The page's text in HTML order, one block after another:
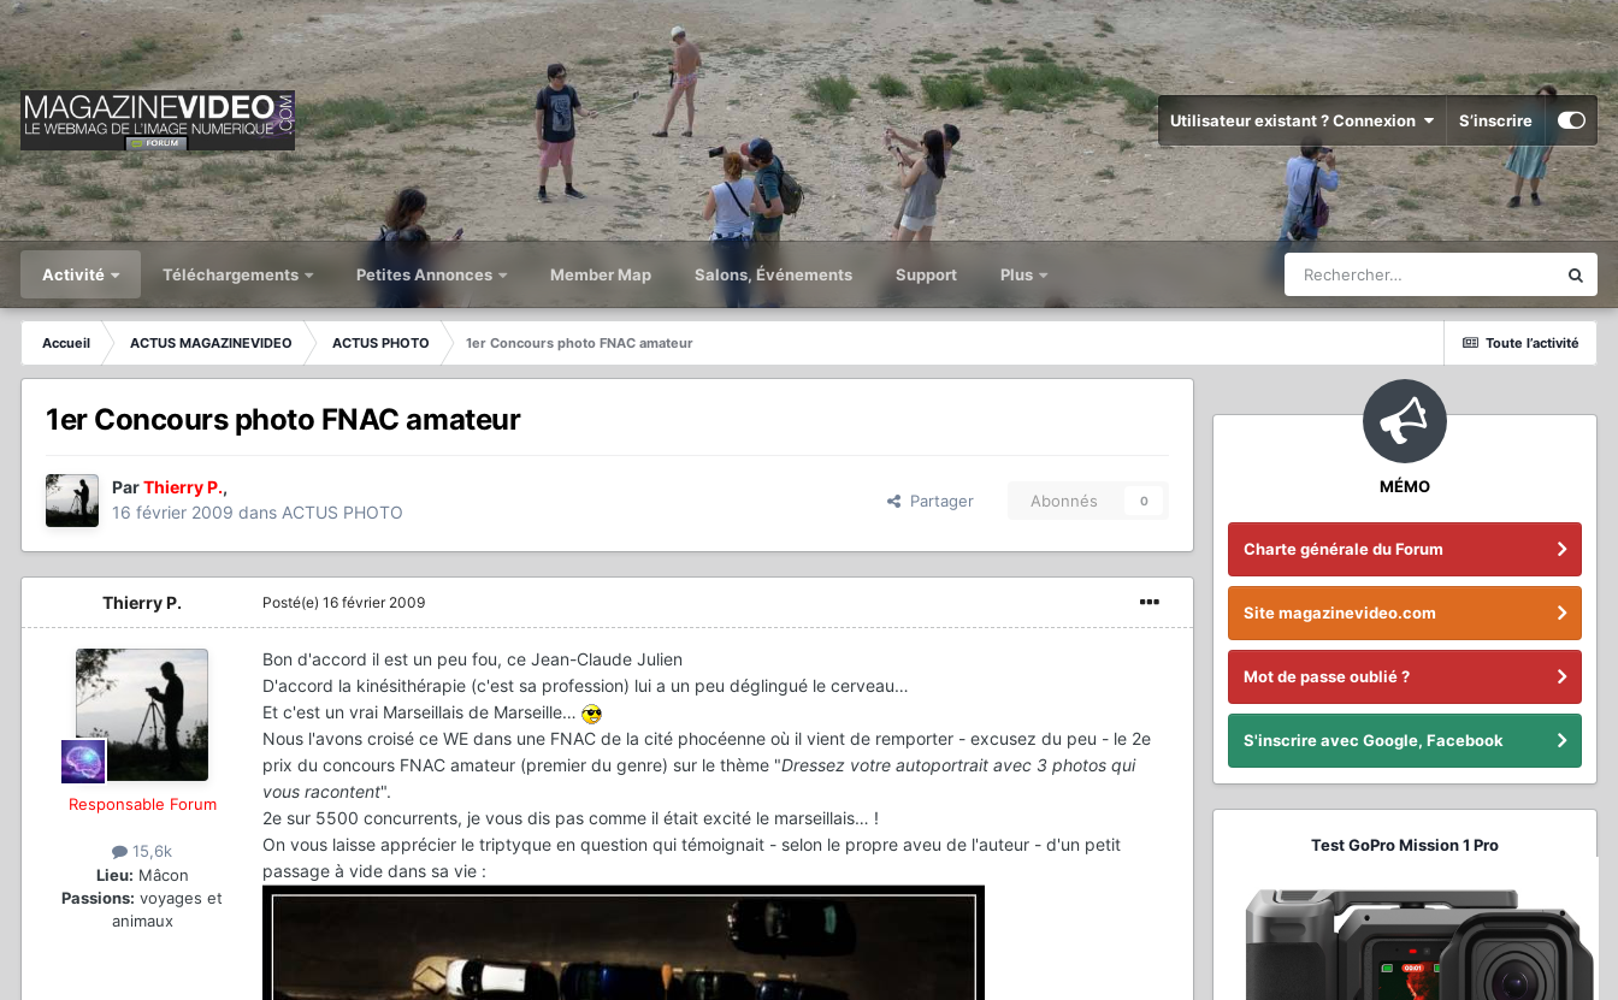
Utilisateur existant ? Connexion S’inscrire
Activité Téléchargements Petites Annonces Member Map Salons, Événements Support Plus
Toute l’activité
Accueil ACTUS MAGAZINEVIDEO ACTUS PHOTO 1er Concours photo FNAC amateur
1er Concours photo FNAC amateur
ParThierry P.,
16 février 2009 dans ACTUS PHOTO
Partager Abonnés 0
Thierry P.
Responsable Forum
15,6k
Lieu: Mâcon
Passions: voyages et
animaux
Posté(e) 16 février 2009
Bon d'accord il est un peu fou, ce Jean-Claude Julien
D'accord la kinésithérapie (c'est sa profession) lui a un peu déglingué le cerveau…
Et c'est un vrai Marseillais de Marseille…
Nous l'avons croisé ce WE dans une FNAC de la cité phocéenne où il vient de remporter - excusez du peu - le 2e
prix du concours FNAC amateur (premier du genre) sur le thème "Dressez votre autoportrait avec 3 photos qui
vous racontent".
2e sur 5500 concurrents, je vous dis pas comme il était excité le marseillais… !
On vous laisse apprécier le triptyque en question qui témoignait - selon le propre aveu de l'auteur - d'un petit
passage à vide dans sa vie :
MÉMO
Charte générale du Forum
Site magazinevideo.com
Mot de passe oublié ?
S'inscrire avec Google, Facebook
Test GoPro Mission 1 Pro